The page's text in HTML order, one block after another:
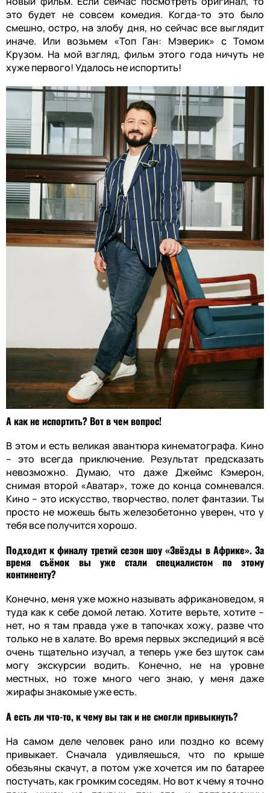
это будет не совсем комедия. Когда-то это было
смешно, остро, на злобу дня, но сейчас все выглядит
иначе. Или возьмем «Топ Ган: Мэверик» с Томом
Крузом. На мой взгляд, фильм этого года ничуть не
хуже первого! Удалось не испортить!
А как не испортить? Вот в чем вопрос!
В этом и есть великая авантюра кинематографа. Кино
– это всегда приключение. Результат предсказать
невозможно. Думаю, что даже Джеймс Кэмерон,
снимая второй «Аватар», тоже до конца сомневался.
Кино – это искусство, творчество, полет фантазии. Ты
просто не можешь быть железобетонно уверен, что у
тебя все получится хорошо.
Подходит к финалу третий сезон шоу «Звёзды в Африке». За
время съёмок вы уже стали специалистом по этому
континенту?
Конечно, меня уже можно называть африкановедом, я
туда как к себе домой летаю. Хотите верьте, хотите –
нет, но я там правда уже в тапочках хожу, разве что
только не в халате. Во время первых экспедиций я всё
очень тщательно изучал, а теперь уже без шуток сам
могу экскурсии водить. Конечно, не на уровне
местных, но тоже много чего знаю, у меня даже
жирафы знакомые уже есть.
А есть ли что-то, к чему вы так и не смогли привыкнуть?
На самом деле человек рано или поздно ко всему
привыкает. Сначала удивляешься, что по крыше
обезьяны скачут, а потом уже хочется им по батарее
постучать, как громким соседям. Но вот к чему я точно